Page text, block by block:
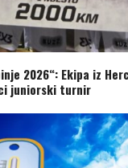
2026“: Ekipa iz
juniorski turnir